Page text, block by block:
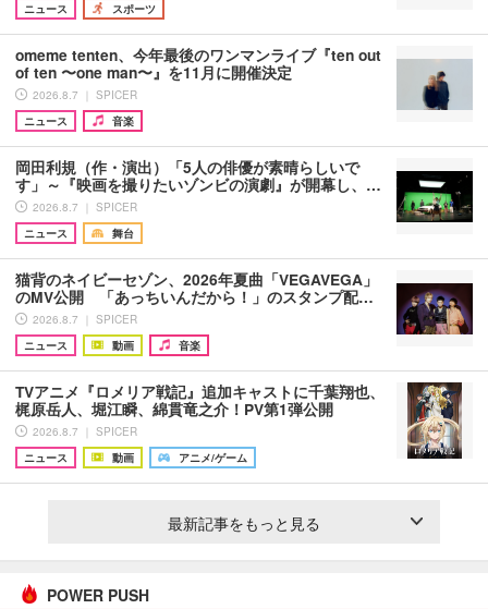
ニュース
スポーツ
omeme tenten、今年最後のワンマンライブ『ten out
of ten 〜one man〜』を11月に開催決定
2026.8.7 ｜ SPICER
ニュース
音楽
岡田利規（作・演出）「5人の俳優が素晴らしいで
す」～『映画を撮りたいゾンビの演劇』が開幕し、…
2026.8.7 ｜ SPICER
ニュース
舞台
猫背のネイビーセゾン、2026年夏曲「VEGAVEGA」
のMV公開 「あっちいんだから！」のスタンプ配…
2026.8.7 ｜ SPICER
ニュース
動画 音楽
TVアニメ『ロメリア戦記』追加キャストに千葉翔也、
梶原岳人、堀江瞬、綿貫竜之介！PV第1弾公開
2026.8.7 ｜ SPICER
ニュース
動画 アニメ/ゲーム
最新記事をもっと見る
POWER PUSH